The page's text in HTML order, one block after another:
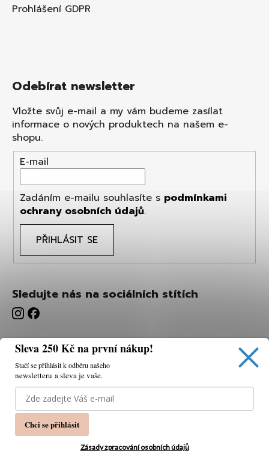
Používáme cookies, abychom vám umožnili pohodlné
prohlížení webu a díky analýze webu neustále zlepšovat
jeho funkce, výkon a použitelnost.
Prohlášení GDPR
Odebírat newsletter
Vložte svůj e-mail a my vám budeme zasílat
informace o nových produktech na našem e-
shopu.
E-mail
Zadáním e-mailu souhlasíte s podmínkami
ochrany osobních údajů.
PŘIHLÁSIT SE
Sledujte nás na sociálních stítích
Sleva 250 Kč na první nákup!
Stačí se přihlásit k odběru našeho
newsletteru a sleva je vaše.
Chci se přihlásit
Zásady zpracování osobních údajů